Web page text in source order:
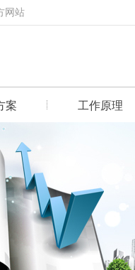
网站
案 工作原理